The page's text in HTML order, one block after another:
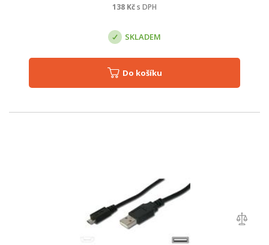
138 Kčs DPH
SKLADEM
Do košíku